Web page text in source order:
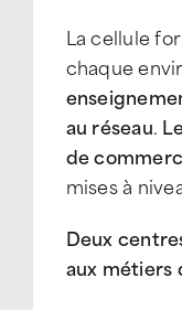
La cellule
chaque
au réseau.
de
mises à
Deux
aux métiers